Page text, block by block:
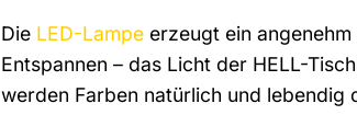
Die LED-Lampe erzeugt ein
Entspannen – das Licht der HELL-
werden Farben natürlich und